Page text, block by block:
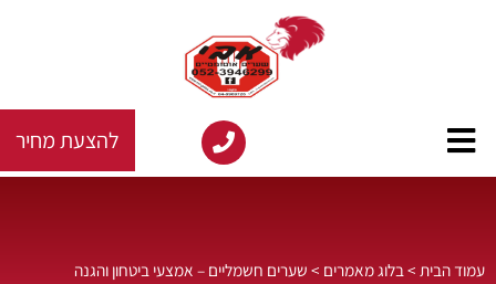
להצעת מחיר
עמוד הבית >בלוג מאמרים > שערים חשמליים – אמצעי ביטחון והגנה